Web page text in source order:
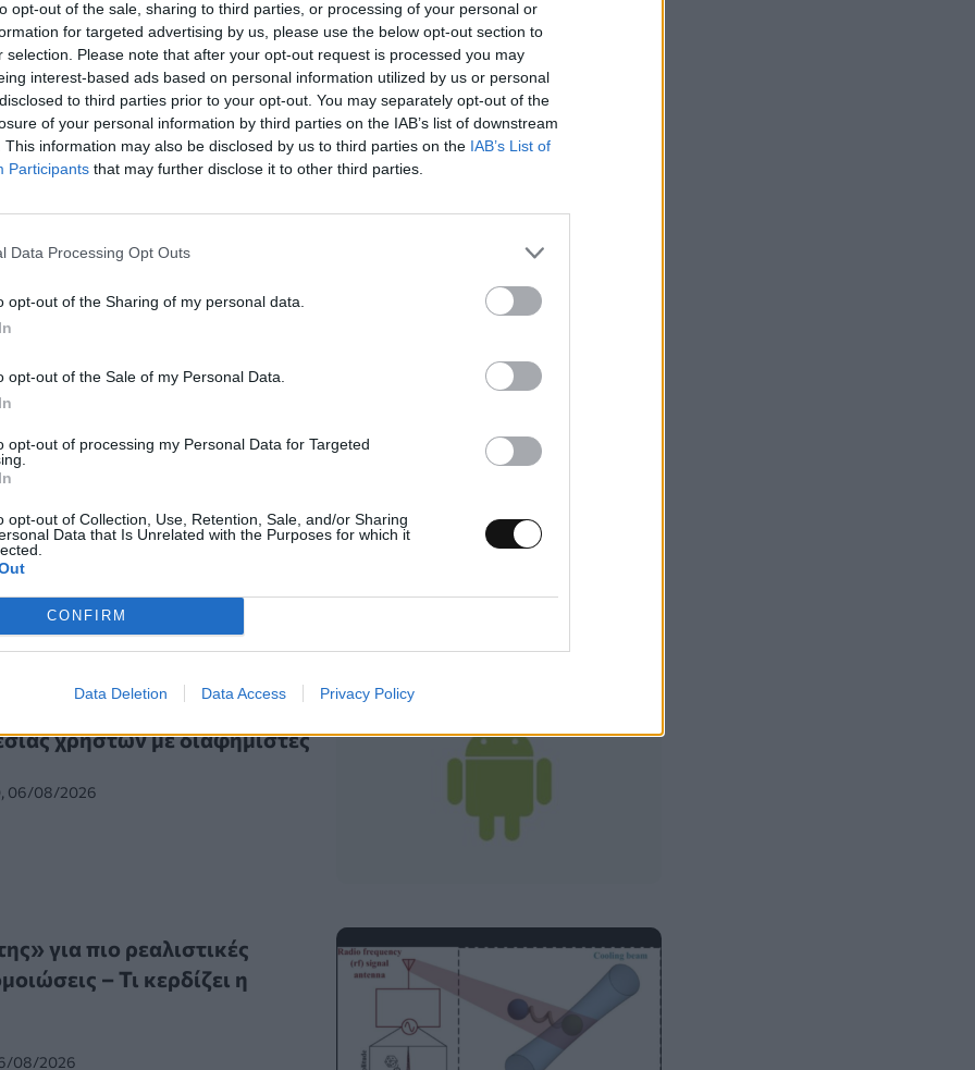
opt-out of the sale, sharing to third parties, or processing of your personal or
for targeted advertising by us, please use the below opt-out section to
selection. Please note that after your opt-out request is processed you may
interest-based ads based on personal information utilized by us or personal
to third parties prior to your opt-out. You may separately opt-out of the
of your personal information by third parties on the IAB’s list of downstream
This information may also be disclosed by us to third parties on the IAB’s List of
Participants that may further disclose it to other third parties.
Data Processing Opt Outs
opt-out of the Sharing of my personal data.
opt-out of the Sale of my Personal Data.
opt-out of processing my Personal Data for Targeted
opt-out of Collection, Use, Retention, Sale, and/or Sharing
Data that Is Unrelated with the Purposes for which it
CONFIRM
Data Deletion Data Access Privacy Policy
άρθρα
λογισμικό
πρόσβασης
αποκαλύπτει ότι ο
08/2026
ενδέχεται να μοιράζονται
χρηστών με διαφημιστές
06/08/2026
για πιο ρεαλιστικές
– Τι κερδίζει η
08/2026